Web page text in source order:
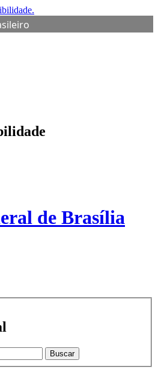
de Brasília
Buscar